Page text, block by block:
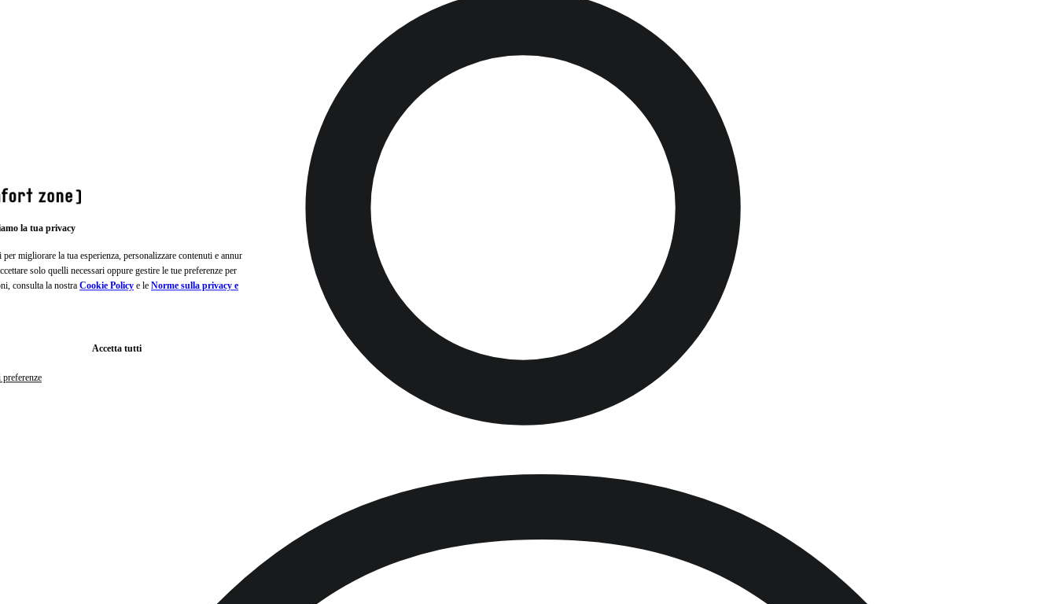
la tua privacy
migliorare la tua esperienza, personalizzare contenuti e annunci e
solo quelli necessari oppure gestire le tue preferenze per
consulta la nostra Cookie Policy e le Norme sulla privacy e
Accetta tutti
preferenze